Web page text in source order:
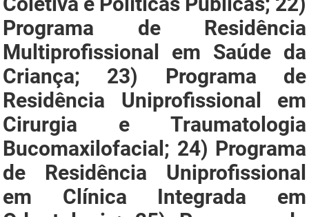
Programa de Residência
Multiprofissional em Saúde da
Criança; 23) Programa de
Residência Uniprofissional em
Cirurgia e Traumatologia
Bucomaxilofacial; 24) Programa
de Residência Uniprofissional
em Clínica Integrada em